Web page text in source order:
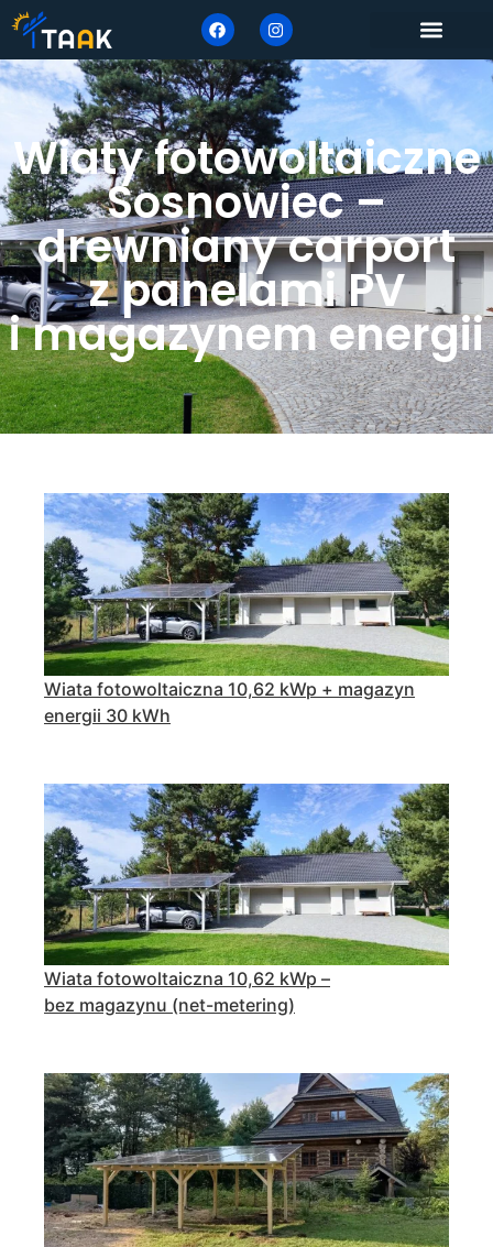
Wiaty fotowoltaiczne
Sosnowiec –
drewniany carport
z panelami PV
i magazynem energii
Wiata fotowoltaiczna 10,62 kWp + magazyn
energii 30 kWh
Wiata fotowoltaiczna 10,62 kWp –
bez magazynu (net-metering)